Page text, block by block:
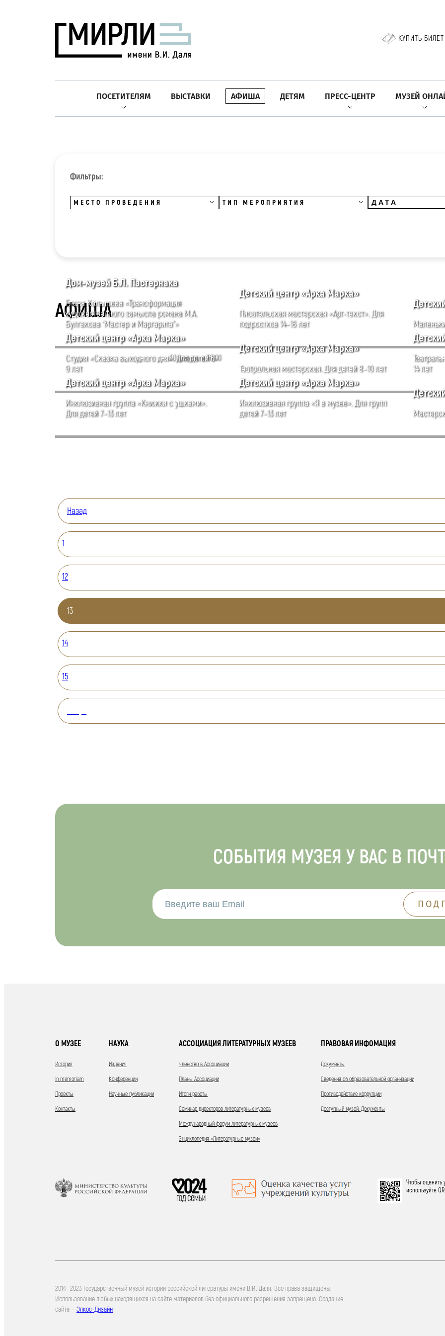
КУПИТЬ БИЛЕТ
ПОСЕТИТЕЛЯМ ВЫСТАВКИ АФИША ДЕТЯМ ПРЕСС-ЦЕНТР МУЗЕЙ
Фильтры:
МЕСТО ПРОВЕДЕНИЯ ТИП МЕРОПРИЯТИЯ
АФИША
30 августа в 16:00
Дом-музей Б.Л. Пастернака
Елена Колышева «Трансформация
художественного замысла романа М.А.
Булгакова “Мастер и Маргарита”»
Детский центр «Арка Марка»
Писательская мастерская «Арт-текст». Для
подростков 14–16 лет
Детский центр «Арка Марка»
Студия «Сказка выходного дня». Для детей 6-
9 лет
Детский центр «Арка Марка»
Театральная мастерская. Для детей 8–10 лет
14 лет
Детский центр «Арка Марка»
Инклюзивная группа «Книжки с ушками».
Для детей 7–13 лет
Детский центр «Арка Марка»
Инклюзивная группа «Я в музее». Для групп
детей 7–13 лет
Назад
1
12
13
14
15
СОБЫТИЯ МУЗЕЯ У ВАС В
О МУЗЕЕ
История
In memoriam
Проекты
Контакты
НАУКА
Издания
Конференции
Научные публикации
АССОЦИАЦИЯ ЛИТЕРАТУРНЫХ МУЗЕЕВ
Членство в Ассоциации
Планы Ассоциации
Итоги работы
Семинар директоров литературных музеев
Международный форум литературных музеев
Энциклопедия «Литературные музеи»
ПРАВОВАЯ ИНФОМАЦИЯ
Документы
Сведения об образовательной организации
Противодействие коррупции
Доступный музей. Документы
Чтобы оценить
используйте
2014—2023 Государственный музей истории российской литературы имени В.И. Даля. Все права защищены.
Использование любых находящихся на сайте материалов без официального разрешения запрещено. Создание
сайта — Элкос-Дизайн